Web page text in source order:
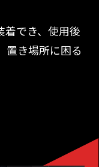
着でき、使用後
置き場所に困る